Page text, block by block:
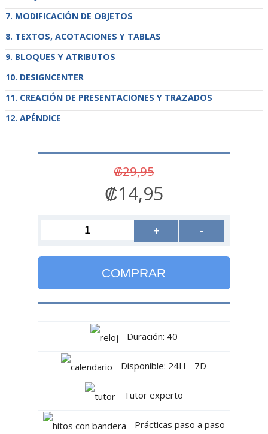
MODIFICACIÓN DE OBJETOS
TEXTOS, ACOTACIONES Y TABLAS
BLOQUES Y ATRIBUTOS
DESIGNCENTER
CREACIÓN DE PRESENTACIONES Y TRAZADOS
APÉNDICE
₡29,95
₡14,95
+ -
COMPRAR
Duración: 40
Disponible: 24H - 7D
Tutor experto
Prácticas paso a paso